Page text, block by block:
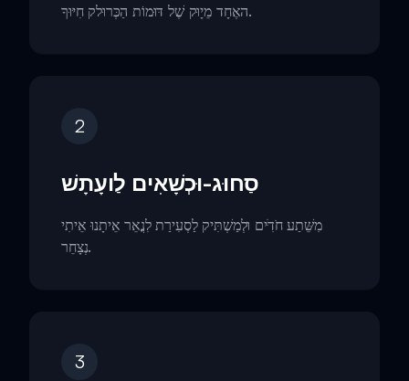
האֶחָד מֵיָוּק שֶׁל דּוּמוֹת הַכְּרוּלק חִיּוּךָ.
2
סַחוּג-וּכְשָׁאִים לַועָתָשׁ
מִשֵּׁתַע חֹדִּׁים וּלְמַשְׁתִּיק לַסְעִירַת לִנֳאֵר אֵיתָנוּ אֵיתִי
נְצָחֵר.
3